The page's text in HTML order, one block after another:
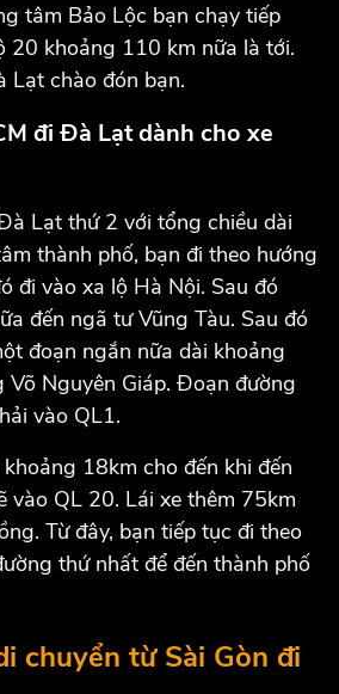
tâm Bảo Lộc bạn chạy tiếp
20 khoảng 110 km nữa là tới.
Lạt chào đón bạn.
đi Đà Lạt dành cho xe
Lạt thứ 2 với tổng chiều dài
thành phố, bạn đi theo hướng
đi vào xa lộ Hà Nội. Sau đó
đến ngã tư Vũng Tàu. Sau đó
đoạn ngắn nữa dài khoảng
Võ Nguyên Giáp. Đoạn đường
vào QL1.
18km cho đến khi đến
vào QL 20. Lái xe thêm 75km
Từ đây, bạn tiếp tục đi theo
thứ nhất để đến thành phố
chuyển từ Sài Gòn đi